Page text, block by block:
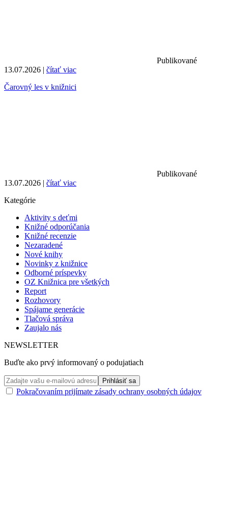
Publikované
13.07.2026 | čítať viac
Čarovný les v knižnici
Publikované
13.07.2026 | čítať viac
Kategórie
Aktivity s deťmi
Knižné odporúčania
Knižné recenzie
Nezaradené
Nové knihy
Novinky z knižnice
Odborné príspevky
OZ Knižnica pre všetkých
Report
Rozhovory
Spájame generácie
Tlačová správa
Zaujalo nás
NEWSLETTER
Buďte ako prvý informovaný o podujatiach
Pokračovaním prijímate zásady ochrany osobných údajov